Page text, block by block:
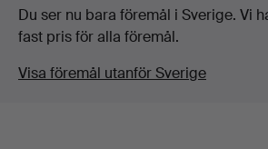
Du ser nu bara föremål i Sverige. Vi
fast pris för alla föremål.
Visa föremål utanför Sverige